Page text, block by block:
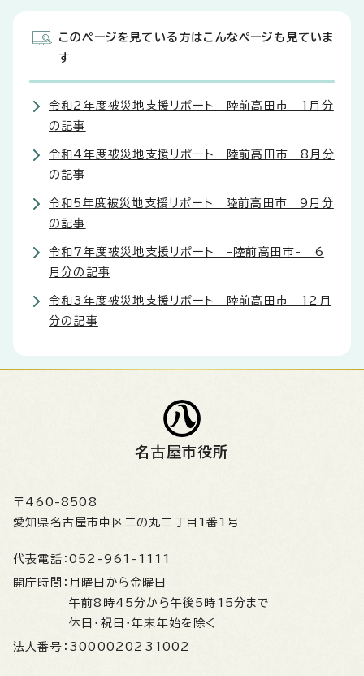
このページを見ている方はこんなページも見ていま
す
令和2年度被災地支援リポート 陸前高田市 1月分
の記事
令和4年度被災地支援リポート 陸前高田市 8月分
の記事
令和5年度被災地支援リポート 陸前高田市 9月分
の記事
令和7年度被災地支援リポート -陸前高田市- 6
月分の記事
令和3年度被災地支援リポート 陸前高田市 12月
分の記事
名古屋市役所
〒460-8508
愛知県名古屋市中区三の丸三丁目1番1号
代表電話： 052-961-1111
開庁時間： 月曜日から金曜日
午前8時45分から午後5時15分まで
休日・祝日・年末年始を除く
法人番号： 3000020231002